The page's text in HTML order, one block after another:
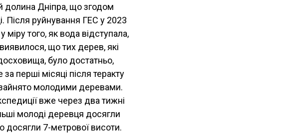
долина Дніпра, що згодом
Після руйнування ГЕС у 2023
міру того, як вода відступала,
що тих дерев, які
було достатньо,
перші місяці після теракту
молодими деревами.
вже через два тижні
молоді деревця досягли
досягли 7-метрової висоти.